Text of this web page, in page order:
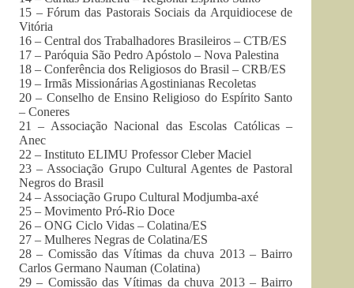
15 – Fórum das Pastorais Sociais da Arquidiocese de
Vitória
16 – Central dos Trabalhadores Brasileiros – CTB/ES
17 – Paróquia São Pedro Apóstolo – Nova Palestina
18 – Conferência dos Religiosos do Brasil – CRB/ES
19 – Irmãs Missionárias Agostinianas Recoletas
20 – Conselho de Ensino Religioso do Espírito Santo
– Coneres
21 – Associação Nacional das Escolas Católicas –
Anec
22 – Instituto ELIMU ProfessorCleberMaciel
23 – Associação Grupo Cultural Agentes de Pastoral
Negros do Brasil
24 – Associação Grupo Cultural Modjumba-axé
25 – Movimento Pró-Rio Doce
26 – ONG Ciclo Vidas – Colatina/ES
27 – Mulheres Negras de Colatina/ES
28 – Comissão das Vítimas da chuva 2013 – Bairro
Carlos Germano Nauman (Colatina)
29 – Comissão das Vítimas da chuva 2013 – Bairro